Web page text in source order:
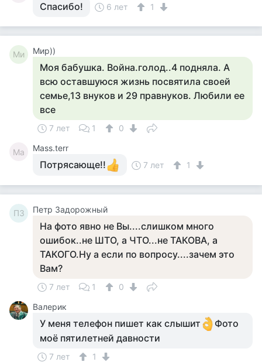
Спасибо! 6 лет 1
Ми Мир))
Моя бабушка. Война.голод..4 подняла. А
всю оставшуюся жизнь посвятила своей
семье,13 внуков и 29 правнуков. Любили ее
все
7 лет 1 0
Ma Mass.terr
Потрясающе!! 7 лет 1
ПЗ Петр Задорожный
На фото явно не Вы....слишком много
ошибок..не ШТО, а ЧТО...не ТАКОВА, а
ТАКОГО.Ну а если по вопросу....зачем это
Вам?
7 лет 1
0
Валерик
У меня телефон пишет как слышит
Фото
моё пятилетней давности
7 лет 1